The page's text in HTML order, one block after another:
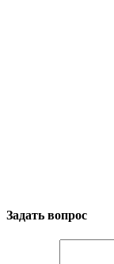
Задать вопрос